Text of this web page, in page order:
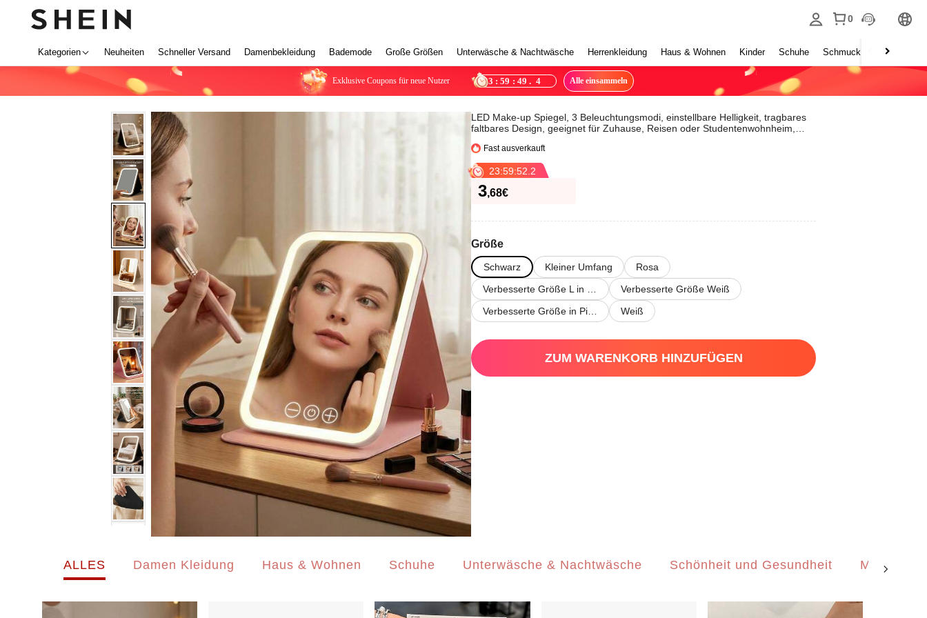
0
Kategorien Neuheiten Schneller Versand Damenbekleidung Bademode Große Größen Unterwäsche & Nachtwäsche Herrenkleidung Haus & Wohnen Kinder Schuhe Schmuck & Accessoires
Exklusive Coupons für neue Nutzer 23 : 59 : 46 . 8 Alle einsammeln
LED Make-up Spiegel, 3 Beleuchtungsmodi, einstellbare Helligkeit, tragbares
faltbares Design, geeignet für Zuhause, Reisen oder Studentenwohnheim,
Kürzlich gekauft
Fast ausverkauft
800+ Mal in den Warenkorb gelegt
Niedrigster Preis in 30 Tagen
Kürzlich gekauft
Fast ausverkauft
800+ Mal in den Warenkorb gelegt
23:59:49 5
3,68€
Größe
Schwarz Kleiner Umfang
Rosa
Verbesserte Größe Weiß
Weiß
ZUM WARENKORB HINZUFÜGEN
ALLES Damen Kleidung Haus & Wohnen Schuhe Unterwäsche & Nachtwäsche Schönheit und Gesundheit Männer